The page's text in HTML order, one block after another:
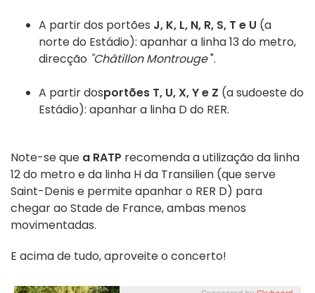
A partir dos portões J, K, L, N, R, S, T e U (a
norte do Estádio): apanhar a linha 13 do metro,
direcção "Châtillon Montrouge".
A partir dosportões T, U, X, Y e Z (a sudoeste do
Estádio): apanhar a linha D do RER.
Note-se que a RATP recomenda a utilização da linha
12 do metro e da linha H da Transilien (que serve
Saint-Denis e permite apanhar o RER D) para
chegar ao Stade de France, ambas menos
movimentadas.
E acima de tudo, aproveite o concerto!